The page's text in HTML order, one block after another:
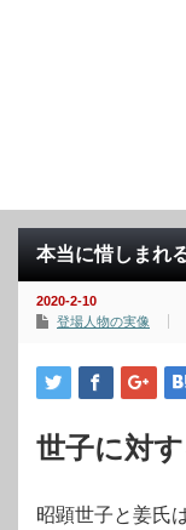
本当に惜しまれ
2020-2-10
登場人物の実像
世子に対
昭顕世子と姜氏